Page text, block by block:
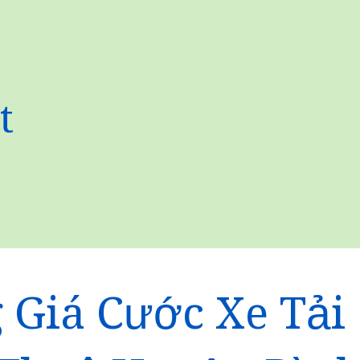
Giá Cước Xe Tải